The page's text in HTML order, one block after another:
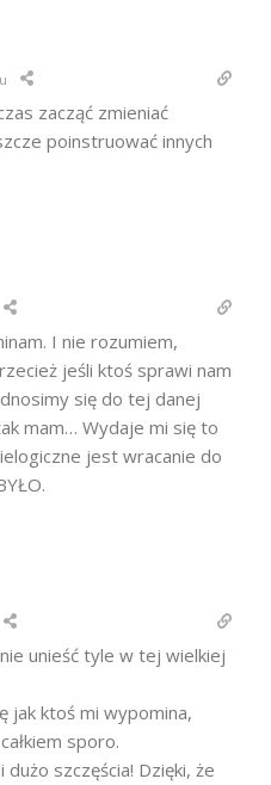
zacząć zmieniać
poinstruować innych
I nie rozumiem,
jeśli ktoś sprawi nam
się do tej danej
mam… Wydaje mi się to
jest wracanie do
unieść tyle w tej wielkiej
jak ktoś mi wypomina,
sporo.
szczęścia! Dzięki, że